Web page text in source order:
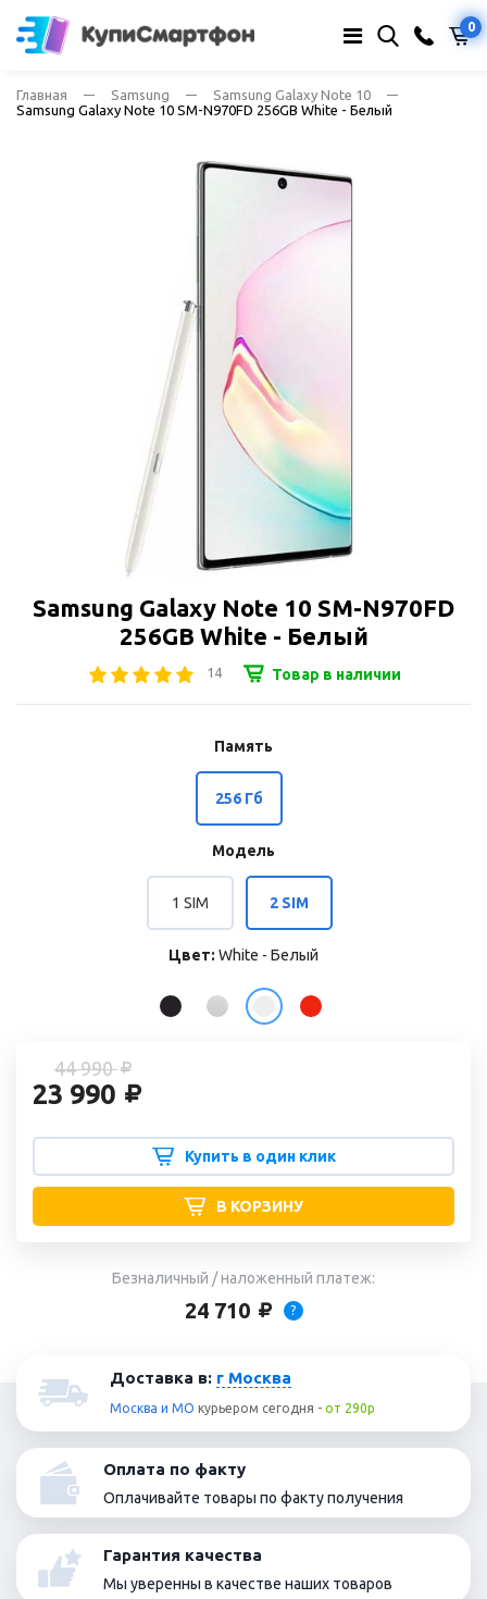
0
Главная Samsung
Samsung Galaxy Note 10
Samsung Galaxy Note 10 SM-N970FD 256GB White - Белый
Samsung Galaxy Note 10 SM-N970FD
256GB White - Белый
14 Товар в наличии
Память
256 Гб
Модель
1 SIM 2 SIM
Цвет: White - Белый
44 990
23 990
Купить в один клик
В КОРЗИНУ
Безналичный / наложенный платеж:
24 710 ?
Доставка в: г Москва
Москва и МО курьером сегодня - от 290р
Оплата по факту
Оплачивайте товары по факту получения
Гарантия качества
Мы уверенны в качестве наших товаров